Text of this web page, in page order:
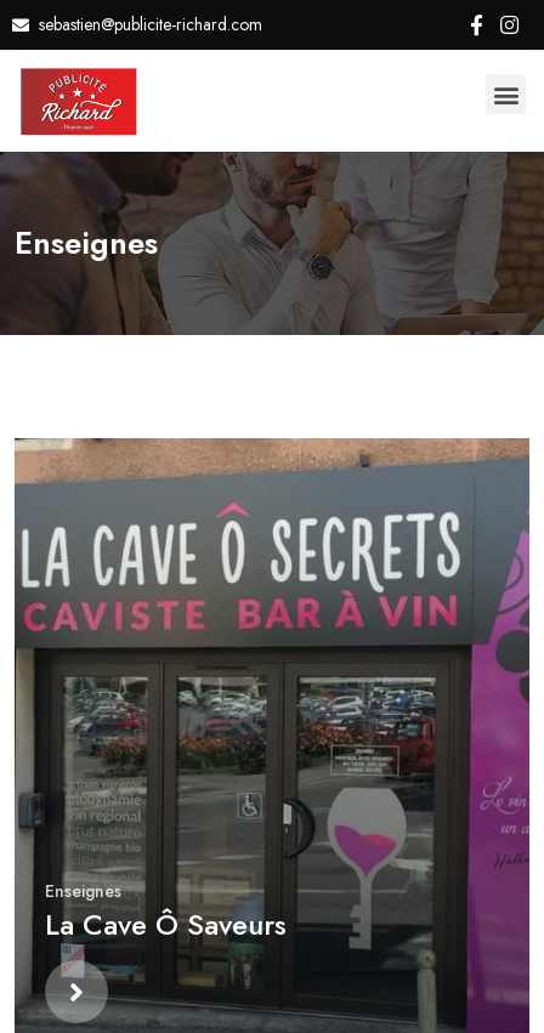
sebastien@publicite-richard.com
Enseignes
Enseignes
La Cave Ô Saveurs